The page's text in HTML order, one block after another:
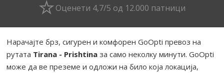
Оценети 4,7/5 од 12.000 патници
Нарачајте брз, сигурен и комфорен GoOpti превоз на
рутата Tirana - Prishtina за само неколку минути. GoOpti
може да ве преземе и одложи на било која локација,